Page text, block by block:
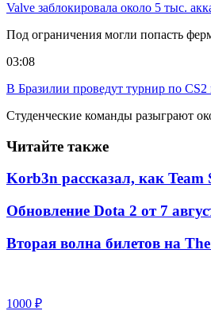
Valve заблокировала около 5 тыс.
Под ограничения могли попасть
03:08
В Бразилии проведут турнир по
Студенческие команды разыграют
Читайте также
Korb3n рассказал, как
Обновление Dota 2 от 7
Вторая волна билетов на
1000 ₽